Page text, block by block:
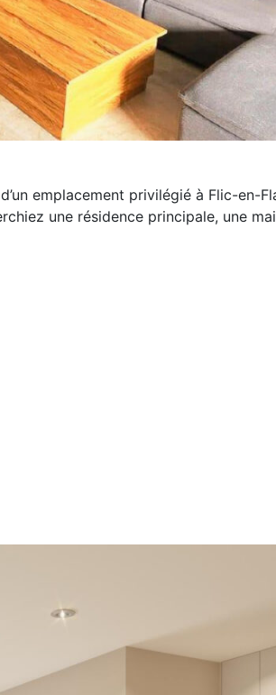
emplacement privilégié à Flic-en-
une résidence principale, une